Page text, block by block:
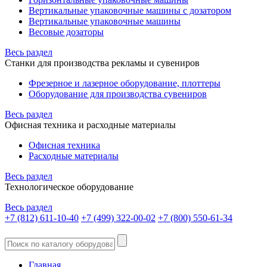
Вертикальные упаковочные машины с дозатором
Вертикальные упаковочные машины
Весовые дозаторы
Весь раздел
Станки для производства рекламы и сувениров
Фрезерное и лазерное оборудование, плоттеры
Оборудование для производства сувениров
Весь раздел
Офисная техника и расходные материалы
Офисная техника
Расходные материалы
Весь раздел
Технологическое оборудование
Весь раздел
+7 (812) 611-10-40 +7 (499) 322-00-02 +7 (800) 550-61-34
Главная